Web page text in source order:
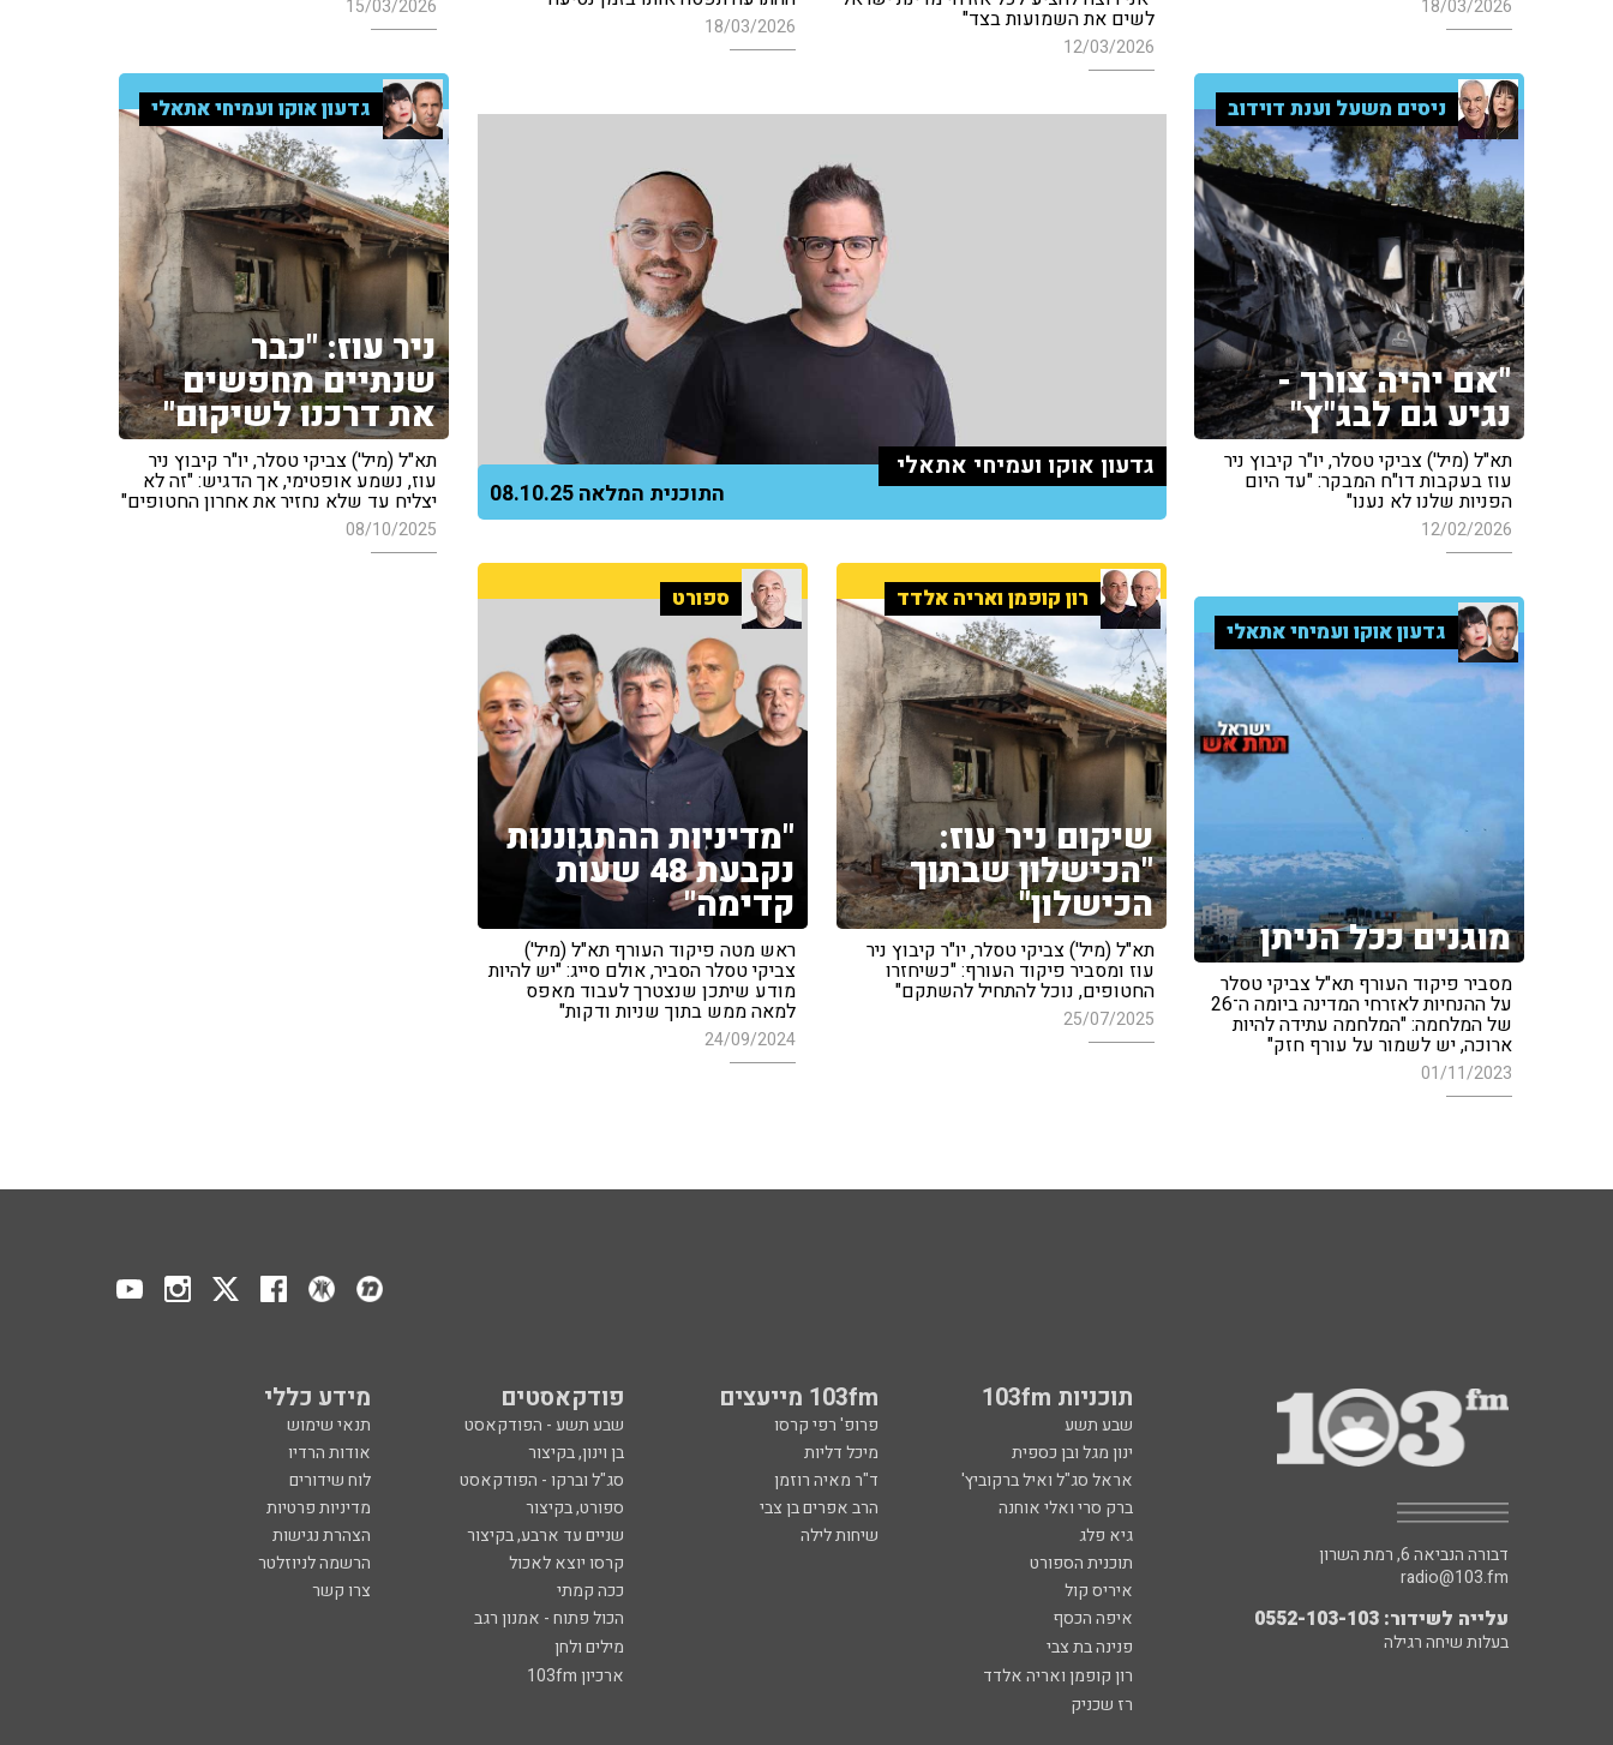
18/03/2026
18/03/2026
15/03/2026 לשים את השמועות בצד"
12/03/2026
ניסים משעל וענת דוידוב
"אם יהיה צורך -
נגיע גם לבג"ץ"
תא"ל (מיל') צביקי טסלר, יו"ר קיבוץ ניר
עוז בעקבות דו"ח המבקר: "עד היום
הפניות שלנו לא נענו"
12/02/2026
גדעון אוקו ועמיחי אתאלי
ניר עוז: "כבר
שנתיים מחפשים
את דרכנו לשיקום"
תא"ל (מיל') צביקי טסלר, יו"ר קיבוץ ניר
עוז, נשמע אופטימי, אך הדגיש: "זה לא
יצליח עד שלא נחזיר את אחרון החטופים"
08/10/2025
גדעון אוקו ועמיחי אתאלי
התוכנית המלאה 08.10.25
רון קופמן ואריה אלדד
שיקום ניר עוז:
"הכישלון שבתוך
הכישלון"
תא"ל (מיל') צביקי טסלר, יו"ר קיבוץ ניר
עוז ומסביר פיקוד העורף: "כשיחזרו
החטופים, נוכל להתחיל להשתקם"
25/07/2025
ספורט
"מדיניות ההתגוננות
נקבעת 48 שעות
קדימה"
ראש מטה פיקוד העורף תא"ל (מיל')
צביקי טסלר הסביר, אולם סייג: "יש להיות
מודע שיתכן שנצטרך לעבוד מאפס
למאה ממש בתוך שניות ודקות"
24/09/2024
גדעון אוקו ועמיחי אתאלי
מוגנים ככל הניתן
מסביר פיקוד העורף תא"ל צביקי טסלר
על ההנחיות לאזרחי המדינה ביומה ה־26
של המלחמה: "המלחמה עתידה להיות
ארוכה, יש לשמור על עורף חזק"
01/11/2023
תוכניות 103fm 103fm מייעצים פודקאסטים מידע כללי
שבע תשע פרופ' רפי קרסו שבע תשע - הפודקאסט
תנאי שימוש
ינון מגל ובן כספית
מיכל דליות בן וינון, בקיצור
אודות הרדיו
אראל סג"ל ואיל ברקוביץ'
ד"ר מאיה רוזמן סג"ל וברקו - הפודקאסט
לוח שידורים
ברק סרי ואלי אוחנה
הרב אפרים בן צבי ספורט, בקיצור
מדיניות פרטיות
גיא פלג
שיחות לילה שניים עד ארבע, בקיצור
הצהרת נגישות
תוכנית הספורט
קרסו יוצא לאכול
הרשמה לניוזלטר
איריס קול
ככה קמתי
צרו קשר
איפה הכסף
הכול פתוח - אמנון רגב
פנינה בת צבי
מילים ולחן
רון קופמן ואריה אלדד
ארכיון 103fm
רז שכניק
דבורה הנביאה 6, רמת השרון
radio@103.fm
עלייה לשידור: 0552-103-103
בעלות שיחה רגילה